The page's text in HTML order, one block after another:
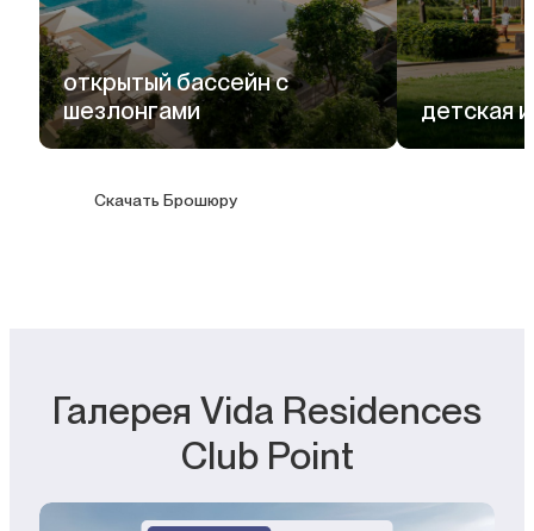
открытый бассейн с
шезлонгами
детская
Скачать Брошюру
Галерея Vida Residences
Club Point